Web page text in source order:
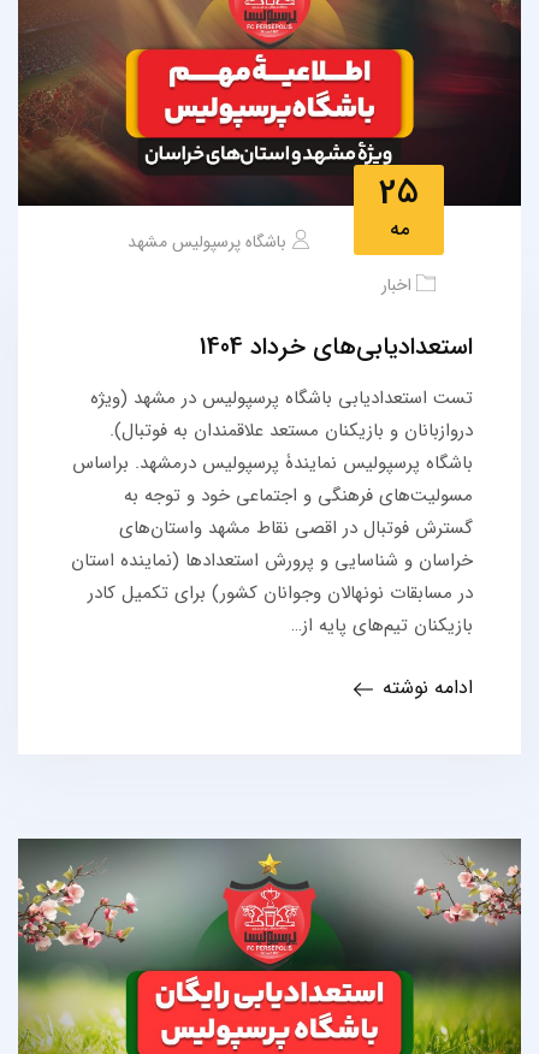
25
مه
باشگاه پرسپولیس مشهد
اخبار
استعدادیابی‌های خرداد 1404
تست استعدادیابی باشگاه پرسپولیس در مشهد (ویژه
دروازبانان و بازیکنان مستعد علاقمندان به فوتبال).
باشگاه پرسپولیس نمایندۀ پرسپولیس درمشهد. براساس
مسولیت‌های فرهنگی و اجتماعی خود و توجه به
گسترش فوتبال در اقصی نقاط مشهد واستان‌های
خراسان و شناسایی و پرورش استعدادها (نماینده استان
در مسابقات نونهالان وجوانان کشور) برای تکمیل کادر
بازیکنان تیم‌های پایه از…
ادامه نوشته